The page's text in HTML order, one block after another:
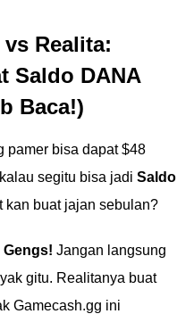
Realita:
Saldo DANA
Baca!)
pamer bisa dapat $48
segitu bisa jadi Saldo
kan buat jajan sebulan?
Gengs! Jangan langsung
gitu. Realitanya buat
Gamecash.gg ini